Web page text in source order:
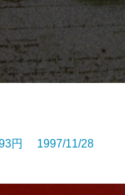
円 1997/11/28